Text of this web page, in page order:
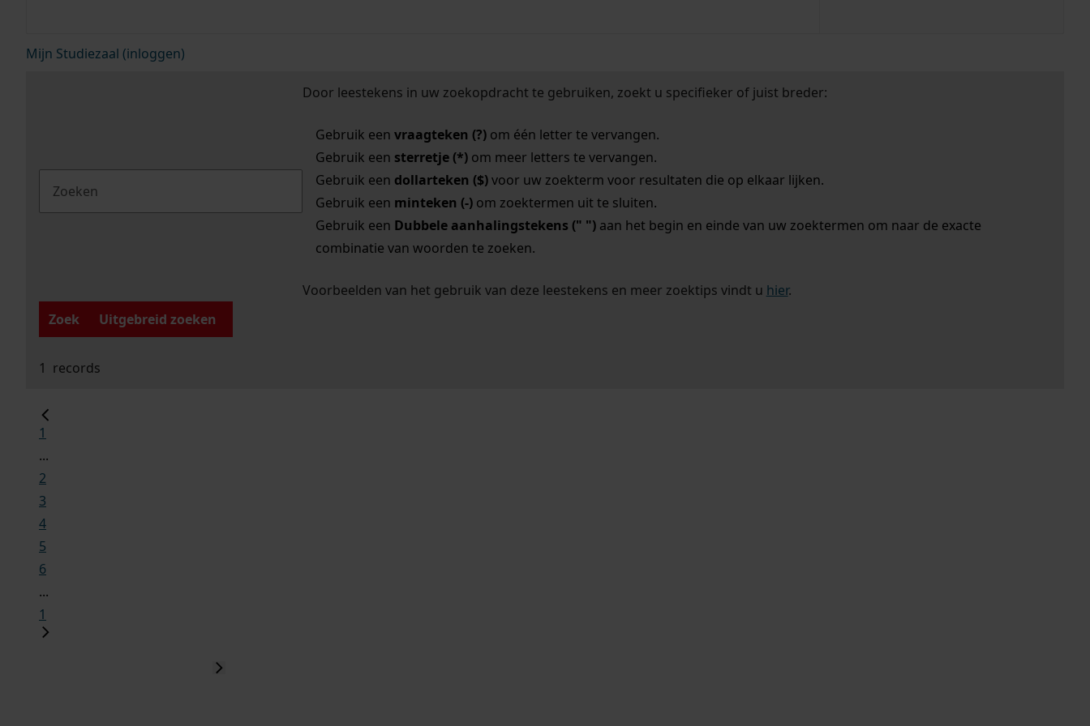
Mijn Studiezaal (inloggen)
Door leestekens in uw zoekopdracht te gebruiken, zoekt u specifieker of juist breder:
Gebruik een vraagteken (?)om één letter te vervangen.
Gebruik een sterretje (*)om meer letters te vervangen.
Gebruik een dollarteken ($)voor uw zoekterm voor resultaten die op elkaar lijken.
Gebruik een minteken (-)om zoektermen uit te sluiten.
Gebruik een Dubbele aanhalingstekens (" ")aan het begin en einde van uw zoektermen om naar de exacte
combinatie van woorden te zoeken.
Voorbeelden van het gebruik van deze leestekens en meer zoektips vindt u hier.
Zoek
Uitgebreid zoeken
1 records
1
...
2
3
4
5
6
...
1